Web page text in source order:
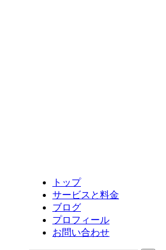
トップ
サービスと料金
ブログ
プロフィール
お問い合わせ